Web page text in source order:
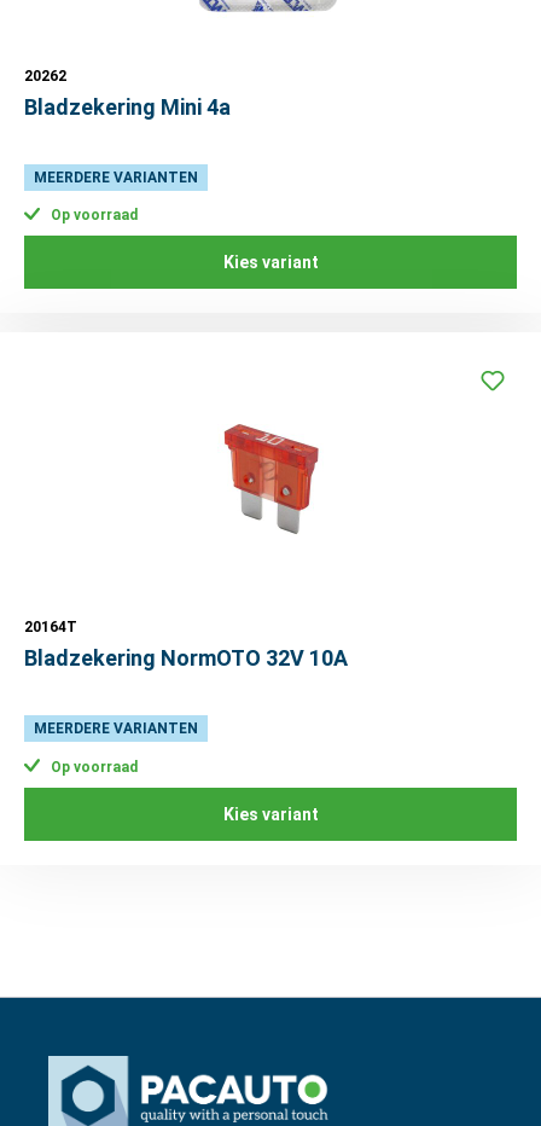
20262
Bladzekering Mini 4a
MEERDERE VARIANTEN
Op voorraad
Kies variant
20164T
Bladzekering NormOTO 32V 10A
MEERDERE VARIANTEN
Op voorraad
Kies variant